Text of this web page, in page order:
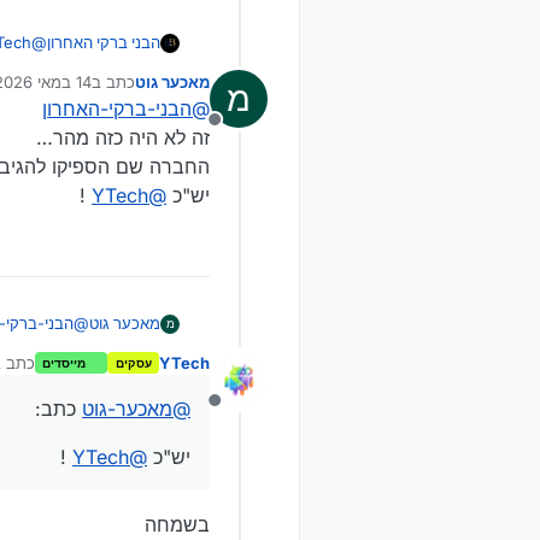
הבני ברקי האחרון@
מ
מנותק
מאכער גוטכתב ב14 במאי 2026, 12:31
נערך לאחרונה
@הבני-ברקי-האחרון
זה לא היה כזה מהר…
החברה שם הספיקו
יש"כ @
YTech
!
מ מאכער גוט@הבני-
החברה שם
מנותק
YTech עסקים מייסדים כתב
@מאכער-גוט כתב:
יש"כ @
YTech
!
בשמחה